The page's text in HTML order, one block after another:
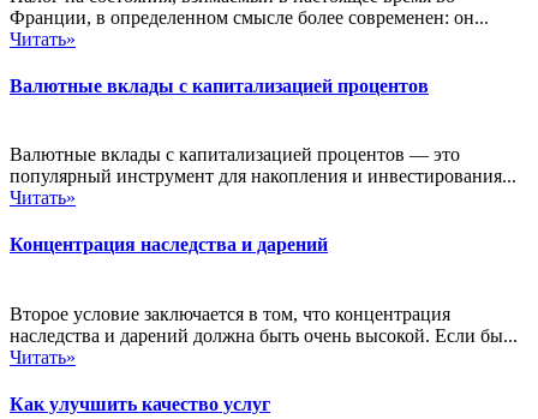
Франции, в определенном смысле более современен: он...
Читать»
Валютные вклады с капитализацией процентов
Валютные вклады с капитализацией процентов — это
популярный инструмент для накопления и инвестирования...
Читать»
Концентрация наследства и дарений
Второе условие заключается в том, что концентрация
наследства и дарений должна быть очень высокой. Если бы...
Читать»
Как улучшить качество услуг